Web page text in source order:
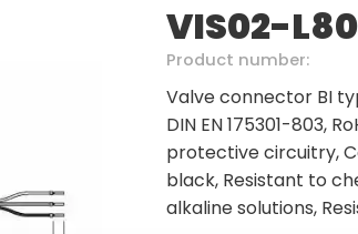
VIS02-
Product number:
Valve connector BI
DIN EN 175301-803,
protective circuitry,
black, Resistant to
alkaline solutions,